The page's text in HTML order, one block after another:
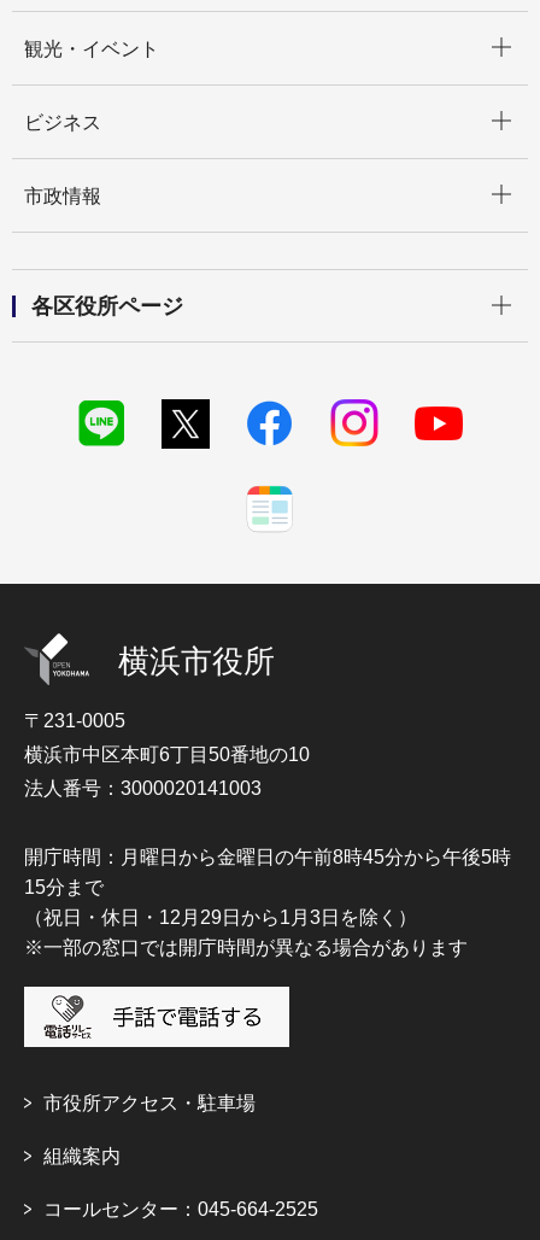
観光・イベント
ビジネス
市政情報
各区役所ページ
横浜市役所
〒231-0005
横浜市中区本町6丁目50番地の10
法人番号：3000020141003
開庁時間：月曜日から金曜日の午前8時45分から午後5時
15分まで
（祝日・休日・12月29日から1月3日を除く）
※一部の窓口では開庁時間が異なる場合があります
市役所アクセス・駐車場
組織案内
コールセンター：045-664-2525